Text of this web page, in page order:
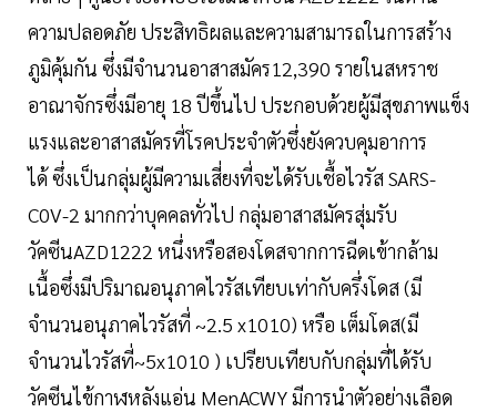
ความปลอดภัย ประสิทธิผลและความสามารถในการสร้าง
ภูมิคุ้มกัน ซึ่งมีจำนวนอาสาสมัคร12,390 รายในสหราช
อาณาจักรซึ่งมีอายุ 18 ปีขึ้นไป ประกอบด้วยผู้มีสุขภาพแข็ง
แรงและอาสาสมัครที่โรคประจำตัวซึ่งยังควบคุมอาการ
ได้ ซึ่งเป็นกลุ่มผู้มีความเสี่ยงที่จะได้รับเชื้อไวรัส SARS-
C0V-2 มากกว่าบุคคลทั่วไป กลุ่มอาสาสมัครสุ่มรับ
วัคซีนAZD1222 หนึ่งหรือสองโดสจากการฉีดเข้ากล้าม
เนื้อซึ่งมีปริมาณอนุภาคไวรัสเทียบเท่ากับครึ่งโดส (มี
จำนวนอนุภาคไวรัสที่ ~2.5 x1010) หรือ เต็มโดส(มี
จำนวนไวรัสที่~5x1010 ) เปรียบเทียบกับกลุ่มที่ได้รับ
วัคซีนไข้กาฬหลังแอ่น MenACWY มีการนำตัวอย่างเลือด